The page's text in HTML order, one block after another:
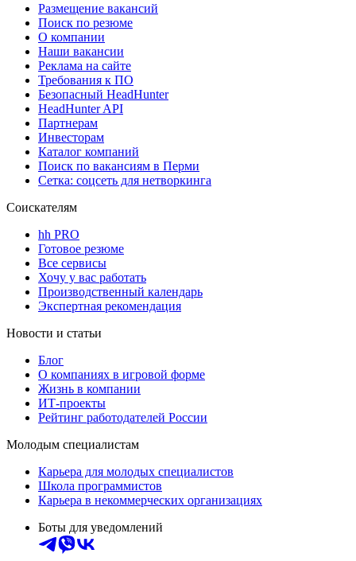
Размещение вакансий
Поиск по резюме
О компании
Наши вакансии
Реклама на сайте
Требования к ПО
Безопасный HeadHunter
HeadHunter API
Партнерам
Инвесторам
Каталог компаний
Поиск по вакансиям в Перми
Сетка: соцсеть для нетворкинга
Соискателям
hh PRO
Готовое резюме
Все сервисы
Хочу у вас работать
Производственный календарь
Экспертная рекомендация
Новости и статьи
Блог
О компаниях в игровой форме
Жизнь в компании
ИТ-проекты
Рейтинг работодателей России
Молодым специалистам
Карьера для молодых специалистов
Школа программистов
Карьера в некоммерческих организациях
Боты для уведомлений